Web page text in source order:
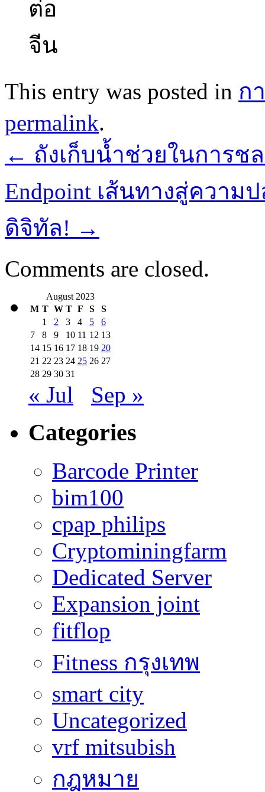
This entry was posted in ก
permalink.
← ถังเก็บน้ำช่วยในการช
Endpoint เส้นทางสู่ควา
ดิจิทัล! →
Comments are closed.
August 2023
M T W T F S
S
1
2 3 4 5
6
7
8 9 10 11 12 13
14 15 16 17 18 19 20
21 22 23 24 25 26 27
28 29 30 31
« Jul Sep »
Categories
Barcode Printer
bim100
cpap philips
Cryptominingfarm
Dedicated Server
Expansion joint
fitflop
Fitness กรุงเทพ
smart city
Uncategorized
vrf mitsubish
กฎหมาย